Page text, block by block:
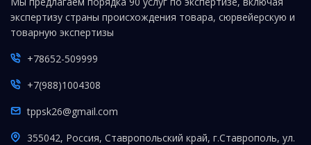
экспертизу страны происхождения товара, сюрвейерскую и
товарную экспертизы
+78652-509999
+7(988)1004308
tppsk26@gmail.com
355042, Россия, Ставропольский край, г.Ставрополь, ул.